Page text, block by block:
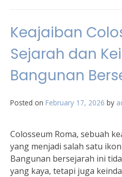
Keajaiban
Sejarah dan
Bangunan
Posted on February 17, 2026 by
Colosseum Roma, sebuah
yang menjadi salah satu
Bangunan bersejarah ini
yang kaya, tetapi juga